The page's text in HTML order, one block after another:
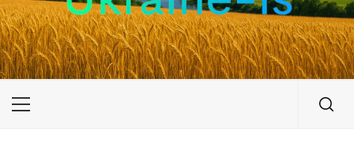
UKRAINE-IS
ПОДОРОЖI ПО УКРАЇНІ
Primary